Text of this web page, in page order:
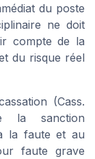
du poste
ne doit
compte de la
du risque réel
(Cass.
la sanction
la faute et au
faute grave